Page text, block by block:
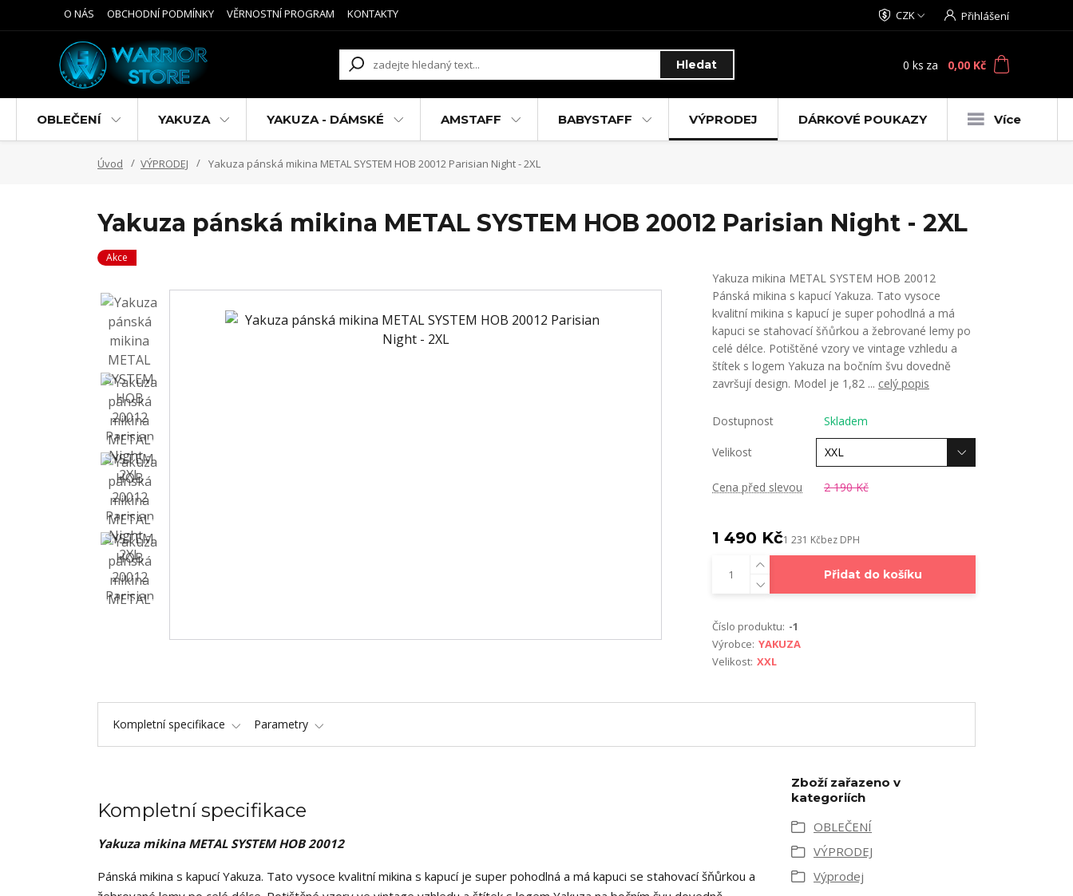
O NÁS OBCHODNÍ PODMÍNKY VĚRNOSTNÍ PROGRAM KONTAKTY CZK Přihlášení
Hledat 0 ks za 0,00 Kč
OBLEČENÍ YAKUZA YAKUZA - DÁMSKÉ AMSTAFF BABYSTAFF VÝPRODEJ DÁRKOVÉ POUKAZY Více
Úvod VÝPRODEJ Yakuza pánská mikina METAL SYSTEM HOB 20012 Parisian Night - 2XL
Yakuza pánská mikina METAL SYSTEM HOB 20012 Parisian Night - 2XL
Akce
Yakuza mikina METAL SYSTEM HOB 20012
Pánská mikina s kapucí Yakuza. Tato vysoce
kvalitní mikina s kapucí je super pohodlná a má
kapuci se stahovací šňůrkou a žebrované lemy po
celé délce. Potištěné vzory ve vintage vzhledu a
štítek s logem Yakuza na bočním švu dovedně
završují design. Model je 1,82 ... celý popis
Dostupnost Skladem
Velikost
Cena před slevou 2 190 Kč
1 490 Kč1 231 Kčbez DPH
Přidat do košíku
Číslo produktu: -1
Výrobce: YAKUZA
Velikost: XXL
Kompletní specifikace Parametry
Kompletní specifikace
Yakuza mikina METAL SYSTEMHOB 20012
Pánská mikina s kapucí Yakuza. Tato vysoce kvalitní mikina s kapucí je super pohodlná a má kapuci se stahovací šňůrkou a
Zboží zařazeno v
kategoriích
OBLEČENÍ
VÝPRODEJ
Výprodej